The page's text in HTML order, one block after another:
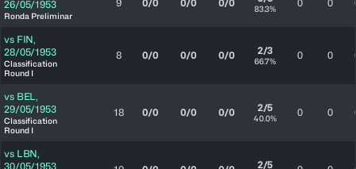
26/05/1953
Ronda Preliminar
9 0/0 0/0 0/0 83.3% 0 0
vs FIN,
28/05/1953
Classification
Round I
8 0/0 0/0 0/0 2/3
66.7% 0 0
vs BEL,
29/05/1953
Classification
Round I
18 0/0 0/0 0/0 2/5
40.0% 0 0
vs LBN,
30/05/1953
2/5